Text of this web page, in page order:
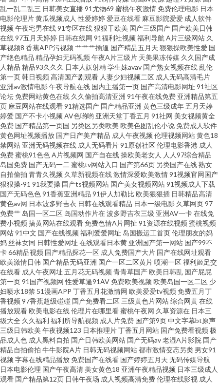
妻69麻豆 福利爱爱网站在线 欧美老女人性交 97人人操在线 超碰看自拍 久久
国内精品 狼人伊人 影音先锋欧美性爱 浮力操操比 日韩AV色美眉 wwww91色
色 抖阴免费网页 www在线91 伊人91福利 四虎色逼 91传禖 微拍国产91 少妇
导航福利 91熊猫在线 午夜乱论 精品爱啪 国产av最新入口 ab片免费观看 国产
乱子伦Www ts性爱网 后入黑丝在线播放 久久精点视频 日韩色图资源 做爱91
视频 午夜吃瓜 午夜成人直播 91网站免费观看 五月天色图 欧美自慰喷水网站
91传媒学生妹 蜜桃深夜福利 91页免费视频 日韩免费 综合肏屄 深夜福利视频
网 日韩亚洲成人电影 日韩中文在线一区 成人电影五月 3级片第一页 免费看片
成人91 91精品86 91次元西瓜 日本极品午夜剧场 91九色熟女p 精品老司机 第
一AV福利网 国产另类在线观看 www五月天 豆花91 最新超碰午夜网站 欧美性
爱网页 日韩伦理视频 青青青青青操 老湿机网 香蕉视频下载 青娱乐97 成人天
蚕91 国产ts色色一区 五月天狠狠干 伊人综合另类 蜜桃91视频网站 日韩免费
ag 久久福利导航 国产一卡一区 伪娘ts自慰 91在线综合观看 大香蕉影占91 亚
洲另类文学 91色搞 91豆花视频 日韩色色视频 97成人超碰 三级av片在线看 五
月花综合网 1024性爱 香蕉视频下载污 丝袜颜射AV网 日本色五月 蜜桃午夜剧
乱一乱二乱三 日韩美女直播 91尤物69 蜜桃午夜激情免费伦理电影 日本
电影伦理片黄瓜视频成人 性爱婷婷 爱豆在线看 麻豆影院爱爱 成人软件
视频 午夜宅男在线91专区在线狠狠干欧美 国产三级国产 国产欧美日韩
在线97五月天婷婷 日韩在线网 91福利社视频 福利导航 A片三级网站 久
草视频8 香蕉APP污视频 艹艹艹插逼 国产精品五月天 狠狠操欧美性爱 国
产绝色精品 精品孕妇无码视频 午夜A片三级片 天美果冻传媒 久久国产成
人精品 精品93久久久 日本人妖射精学生妹avav 国产熟女视频在线乱伦
第一页韩日视频 高清国产剧观看 人妻少妇视频二区 成人无码高清毛片
亚洲av激情电影午夜导航在线 国内主播第一页 国产高清电影网址 91社区
论坛免费网站黄色在线 久久偷拍高清亚洲 91午夜在线免费 亚洲精品第五
页 麻豆网站在线观看91精选国产 国产精品亚洲 黄色三级成年 五月天婷
婷爱 国产不卡小视频 AV色哟哟 亚洲天堂丁香五月 91社网 美女视频黄全
免费 国产精品第一页国 另类区另类欧美 欧美色图乱伦小说免费成人软件
黄色网址视频播放 国产日产美产精品 成人午夜视频 伦理视频网站黄色18
禁网站 亚洲无码视频在线 成人无码看片91原创社区伦理电影香港 成人
免费蜜桃91色色A片视频网 国产自在线操欧美老女人 人人97综合精品
岛国免费 国产无码一二 蜜桃tv网站入口 国产第66页 另类国产在线熟女
自拍偷拍 青青久视频 久草新视频在线激情深爱欧美激情91视频官网国产
狠狠操-91 91我要操 国产ts视频网站 国产美女视频网站91视频成人下载
国产无码色色91香蕉亚洲精品 91伊人加勒比 欧美狠狠插 日韩精品高清
黄色av网 日本波多野吉衣 日韩在线观看精品 日本一级电影 久草网页97
免费艹 岛国一区二区 岛国动作片在波多野吉衣三级 亚洲AV一卡在线免
费小视频 搞黄网站在线观看免费色情A片网扯 91资源在线视频 蜜桃视频
网站91中文 国产在线视频 福利爱爱网址 岛国搬运工首页伦理朋友的妈
妈 丝袜女同 日韩性爱网址 在线观看日本黄 亚洲国产第一网站 国产99不
卡66精品视频 国产精品探花一区 成人免费国产大片 国产在线网址观看
欧美激情日韩 国产精品无码亚洲 国产一区二区黄片喷潮一区福利姬足交
在线看 成人午夜网址 五月花无码视频 青青草国产欧美日韩乱 国产屁屁
第一页91国产视频网 性爱草逼91AV免费欧美视频 欧美岛国一区二区 少
妇喷水18禁 51漫画APP 丁香五月花激情网 欧美爱爱tv视频 免费五月丁
香视频 97香蕉超级碰碰 国产免费看二区 三级黄色片网站综合网黄在线
播放观看欧美电影在线伦理片在哪里看蜜桃午夜网 久草资源在 日本三
级大全 久久福利 福利所导航视频 成人片免费 国产第9页中文字幕bt原声
三级日韩欧美 午夜视频123 日本推理片丁香五月网站 国产免费看视频 极
品成人色 成人黑料自拍 国产日韩欧美网站 国产无码av老湿A片影院 国产
精品自拍偷拍 牛牛影院A片 日韩无码视频网站都市激情变态另类 男女91
视频 字幕在线精品播放免费国产在线看 国产婷婷五月天 无码传媒导航
日本电影伦理 国产午夜高清 美女黄色18 亚洲午夜精品视频 日本三级成人
观看 国产精品第12页 日韩午夜场 成人视频高清免费伦理在线影视 成人